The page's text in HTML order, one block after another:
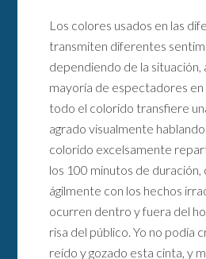
Los colores usados en las
transmiten diferentes
dependiendo de la situación,
mayoría de espectadores en
todo el colorido transfiere
agrado visualmente
colorido excelsamente
los 100 minutos de duración,
ágilmente con los hechos
ocurren dentro y fuera del
risa del público. Yo no podía
reído y gozado esta cinta, y